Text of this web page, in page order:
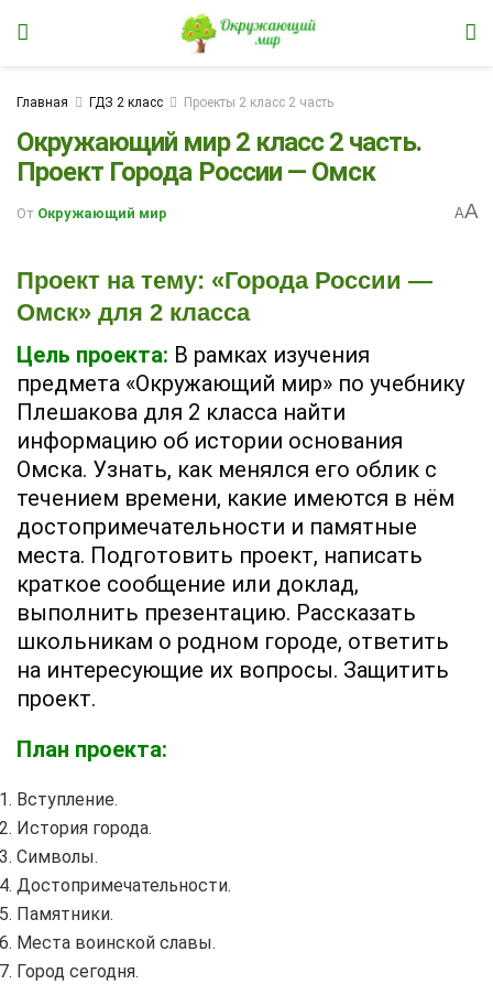
Главная ГДЗ 2 класс Проекты 2 класс 2 часть
Окружающий мир 2 класс 2 часть.
Проект Города России — Омск
От Окружающий мир AA
Проект на тему: «Города России —
Омск» для 2 класса
Цель проекта: В рамках изучения
предмета «Окружающий мир» по учебнику
Плешакова для 2 класса найти
информацию об истории основания
Омска. Узнать, как менялся его облик с
течением времени, какие имеются в нём
достопримечательности и памятные
места. Подготовить проект, написать
краткое сообщение или доклад,
выполнить презентацию. Рассказать
школьникам о родном городе, ответить
на интересующие их вопросы. Защитить
проект.
План проекта:
Вступление.
История города.
Символы.
Достопримечательности.
Памятники.
Места воинской славы.
Город сегодня.